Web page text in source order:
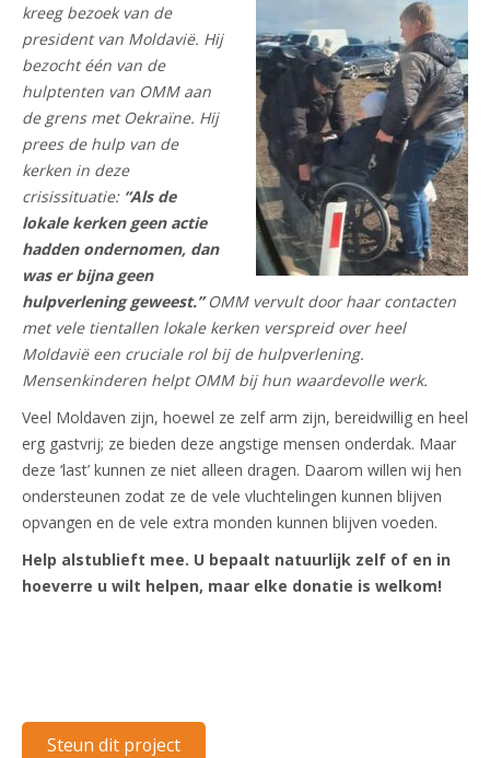
kreeg bezoek van de
president van Moldavië. Hij
bezocht één van de
hulptenten van OMM aan
de grens met Oekraïne. Hij
prees de hulp van de
kerken in deze
crisissituatie: “Als de
lokale kerken geen actie
hadden ondernomen, dan
was er bijna geen
hulpverlening geweest.” OMM vervult door haar contacten
met vele tientallen lokale kerken verspreid over heel
Moldavië een cruciale rol bij de hulpverlening.
Mensenkinderen helpt OMM bij hun waardevolle werk.
Veel Moldaven zijn, hoewel ze zelf arm zijn, bereidwillig en heel
erg gastvrij; ze bieden deze angstige mensen onderdak. Maar
deze ‘last’ kunnen ze niet alleen dragen. Daarom willen wij hen
ondersteunen zodat ze de vele vluchtelingen kunnen blijven
opvangen en de vele extra monden kunnen blijven voeden.
Help alstublieft mee. U bepaalt natuurlijk zelf of en in
hoeverre u wilt helpen, maar elke donatie is welkom!
Steun dit project